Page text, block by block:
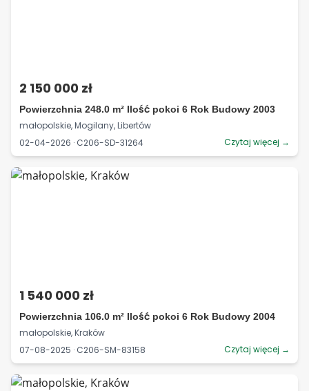
2 150 000 zł
Powierzchnia 248.0 m² Ilość pokoi 6 Rok Budowy 2003
małopolskie, Mogilany, Libertów
02-04-2026 · C206-SD-31264
Czytaj więcej →
1 540 000 zł
Powierzchnia 106.0 m² Ilość pokoi 6 Rok Budowy 2004
małopolskie, Kraków
07-08-2025 · C206-SM-83158
Czytaj więcej →